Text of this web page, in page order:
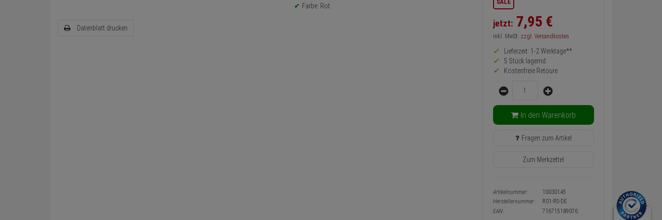
Datenblatt drucken
Farbe: Rot
zurück
Verfügbakeit
und
Warenkorb-
oder
Konfigurieren-
Button
SALE
jetzt: 7,95 €
inkl. MwSt. zzgl. Versandkosten
Lieferzeit: 1-2 Werktage**
5 Stück lagernd
Kostenfreie Retoure
Menge
In den Warenkorb
Fragen zum Artikel
Zum Merkzettel
Artikelnummer:
10030145
Herstellernummer:
R01-RS-DE
EAN:
716715189076